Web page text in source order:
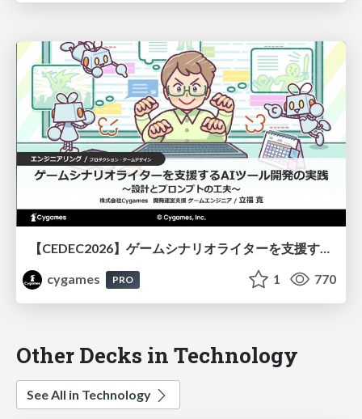
【CEDEC2026】ゲームシナリオライターを支援するAIツール開発の実践 ― 設計とプロンプトの工夫 ―
cygames
PRO 1 770
Other Decks in Technology
See All in Technology